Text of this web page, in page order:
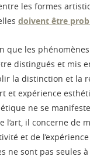
les formes
doivent être
que les
distingués et mis
la distinction et la
et expérience
ne se
l’art, il concerne de
et de
ne sont pas seules